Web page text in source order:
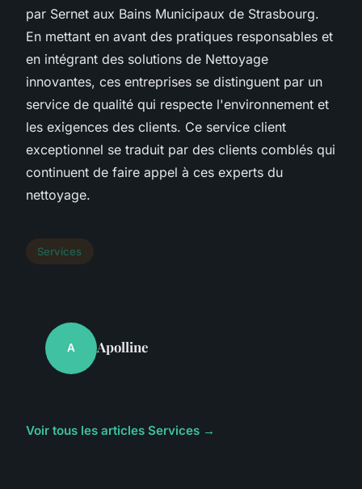
par Sernet aux Bains Municipaux de Strasbourg.
En mettant en avant des pratiques responsables et
en intégrant des solutions de Nettoyage
innovantes, ces entreprises se distinguent par un
service de qualité qui respecte l'environnement et
les exigences des clients. Ce service client
exceptionnel se traduit par des clients comblés qui
continuent de faire appel à ces experts du
nettoyage.
Services
A Apolline
Voir tous les articles Services →